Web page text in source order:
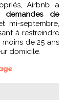
Airbnb a
de
mi-septembre,
à restreindre
de 25 ans
domicile.